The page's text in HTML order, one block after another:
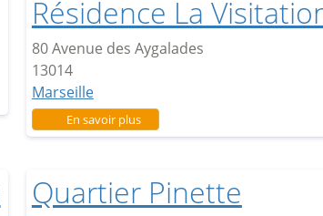
Résidence La
80 Avenue des Aygalades
13014
Marseille
En savoir plussur Résidence La Visitation
Quartier Pinette